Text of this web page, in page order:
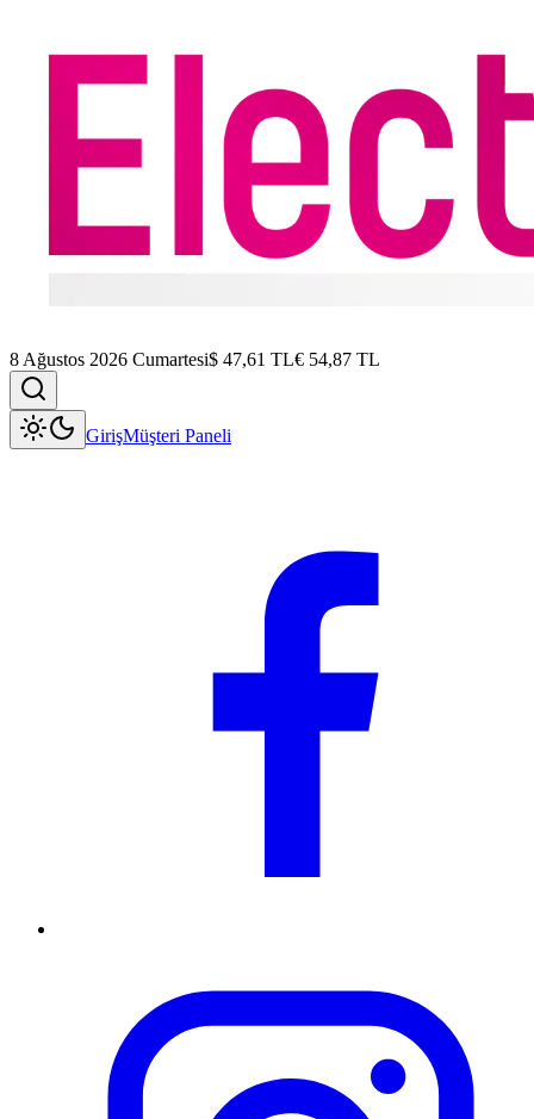
8 Ağustos 2026 Cumartesi$ 47,61 TL€ 54,87 TL
GirişMüşteri Paneli